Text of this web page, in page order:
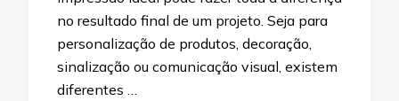
no resultado final de um projeto. Seja para
personalização de produtos, decoração,
sinalização ou comunicação visual, existem
diferentes …